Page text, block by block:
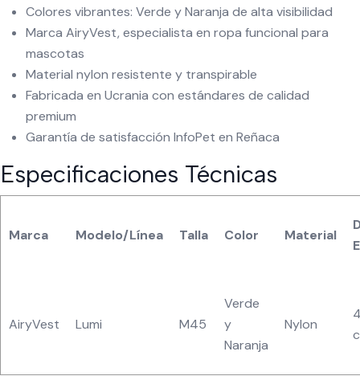
Colores vibrantes: Verde y Naranja de alta visibilidad
Marca AiryVest, especialista en ropa funcional para
mascotas
Material nylon resistente y transpirable
Fabricada en Ucrania con estándares de calidad
premium
Garantía de satisfacción InfoPet en Reñaca
Especificaciones Técnicas
Marca Modelo/Línea Talla Color Material
AiryVest Lumi M45
Verde
y
Naranja
Nylon